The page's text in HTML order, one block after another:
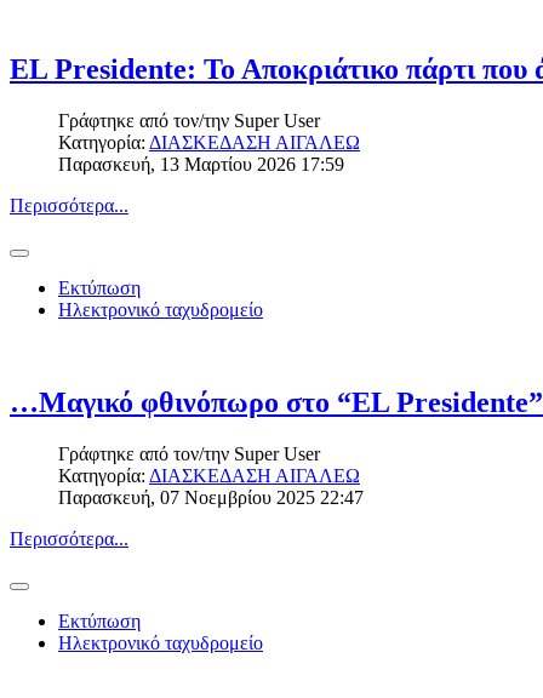
EL Presidente: Το Αποκριάτικο πάρτι
Γράφτηκε από τον/την Super User
Κατηγορία: ΔΙΑΣΚΕΔΑΣΗ ΑΙΓΑΛΕΩ
Παρασκευή, 13 Μαρτίου 2026 17:59
Περισσότερα...
Εκτύπωση
Ηλεκτρονικό ταχυδρομείο
…Μαγικό φθινόπωρο στο “EL
Γράφτηκε από τον/την Super User
Κατηγορία: ΔΙΑΣΚΕΔΑΣΗ ΑΙΓΑΛΕΩ
Παρασκευή, 07 Νοεμβρίου 2025 22:47
Περισσότερα...
Εκτύπωση
Ηλεκτρονικό ταχυδρομείο